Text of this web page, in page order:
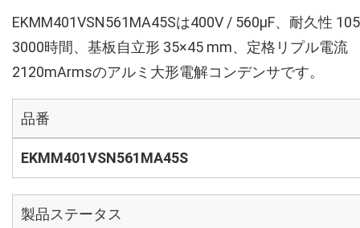
EKMM401VSN561MA45Sは400V / 560µF、耐久性
3000時間、基板自立形 35×45 mm、定格リプル電流
2120mArmsのアルミ大形電解コンデンサです。
品番
EKMM401VSN561MA45S
製品ステータス